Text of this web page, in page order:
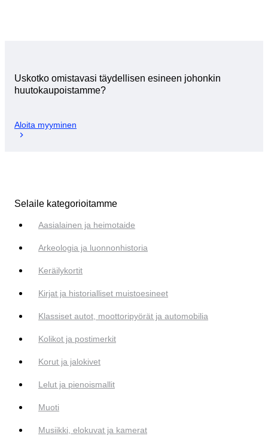
Uskotko omistavasi täydellisen esineen johonkin
huutokaupoistamme?
Aloita myyminen
Selaile kategorioitamme
Aasialainen ja heimotaide
Arkeologia ja luonnonhistoria
Keräilykortit
Kirjat ja historialliset muistoesineet
Klassiset autot, moottoripyörät ja automobilia
Kolikot ja postimerkit
Korut ja jalokivet
Lelut ja pienoismallit
Muoti
Musiikki, elokuvat ja kamerat